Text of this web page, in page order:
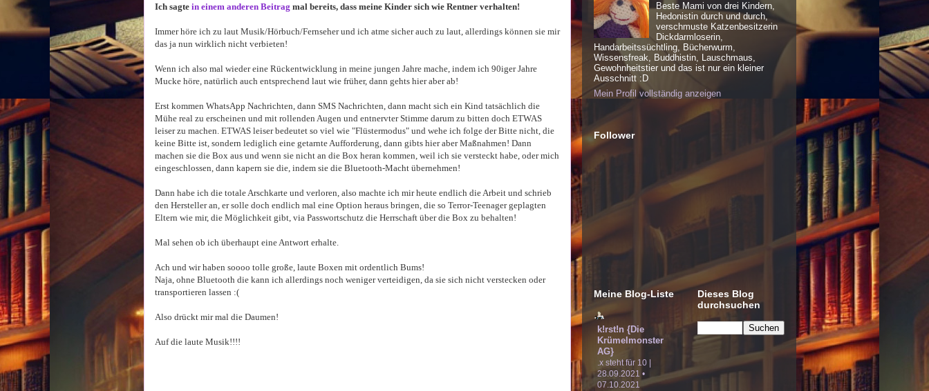
Ich sagte in einem anderen Beitrag mal bereits, dass meine Kinder sich wie Rentner verhalten!
Immer höre ich zu laut Musik/Hörbuch/Fernseher und ich atme sicher auch zu laut, allerdings können sie mir
das ja nun wirklich nicht verbieten!
Wenn ich also mal wieder eine Rückentwicklung in meine jungen Jahre mache, indem ich 90iger Jahre
Mucke höre, natürlich auch entsprechend laut wie früher, dann gehts hier aber ab!
Erst kommen WhatsApp Nachrichten, dann SMS Nachrichten, dann macht sich ein Kind tatsächlich die
Mühe real zu erscheinen und mit rollenden Augen und entnervter Stimme darum zu bitten doch ETWAS
leiser zu machen. ETWAS leiser bedeutet so viel wie "Flüstermodus" und wehe ich folge der Bitte nicht, die
keine Bitte ist, sondern lediglich eine getarnte Aufforderung, dann gibts hier aber Maßnahmen! Dann
machen sie die Box aus und wenn sie nicht an die Box heran kommen, weil ich sie versteckt habe, oder mich
eingeschlossen, dann kapern sie die, indem sie die Bluetooth-Macht übernehmen!
Dann habe ich die totale Arschkarte und verloren, also machte ich mir heute endlich die Arbeit und schrieb
den Hersteller an, er solle doch endlich mal eine Option heraus bringen, die so Terror-Teenager geplagten
Eltern wie mir, die Möglichkeit gibt, via Passwortschutz die Herrschaft über die Box zu behalten!
Mal sehen ob ich überhaupt eine Antwort erhalte.
Ach und wir haben soooo tolle große, laute Boxen mit ordentlich Bums!
Naja, ohne Bluetooth die kann ich allerdings noch weniger verteidigen, da sie sich nicht verstecken oder
transportieren lassen :(
Also drückt mir mal die Daumen!
Auf die laute Musik!!!!
Beste Mami von drei Kindern,
Hedonistin durch und durch,
verschmuste Katzenbesitzerin
Dickdarmloserin,
Handarbeitssüchtling, Bücherwurm,
Wissensfreak, Buddhistin, Lauschmaus,
Gewohnheitstier und das ist nur ein kleiner
Ausschnitt :D
Mein Profil vollständig anzeigen
Follower
Meine Blog-Liste
k!rst!n {Die
Krümelmonster
AG}
.x steht für 10 |
28.09.2021 •
07.10.2021
Dieses Blog
durchsuchen